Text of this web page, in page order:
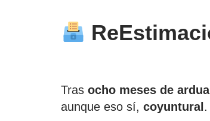
Tras ocho meses de
aunque eso sí, coyuntural